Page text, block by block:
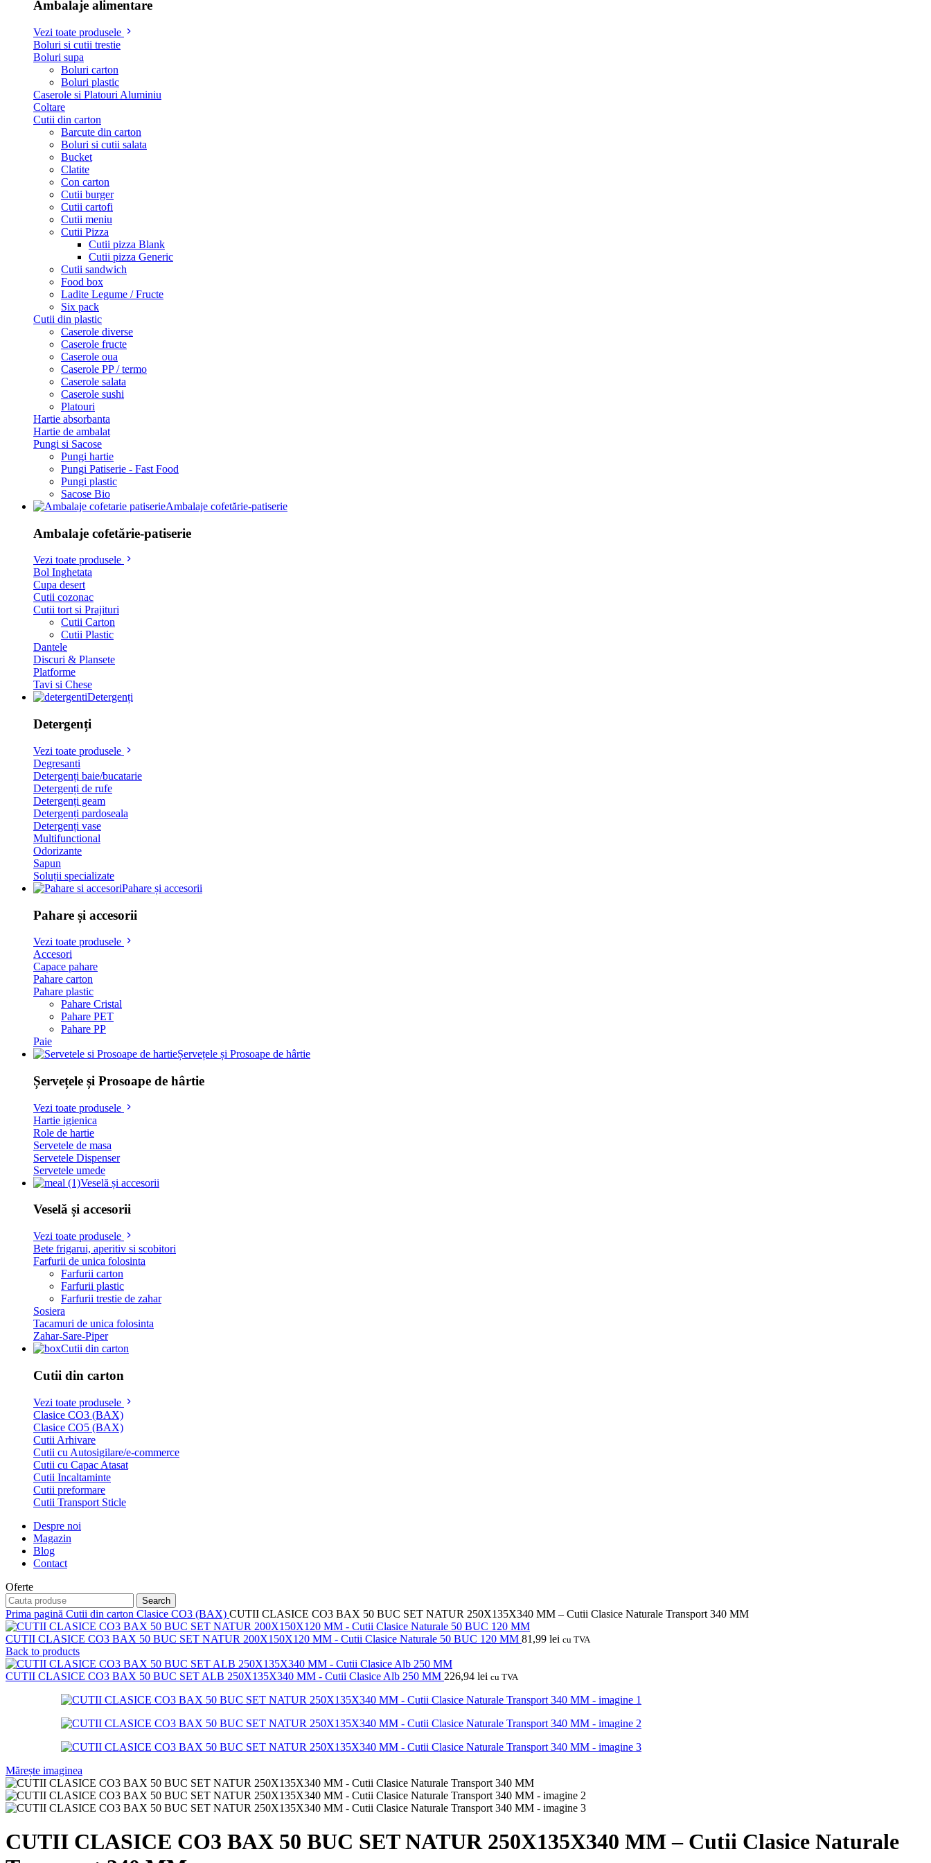
Ambalaje alimentare
Vezi toate produsele
Boluri si cutii trestie
Boluri supa
Boluri carton
Boluri plastic
Caserole si Platouri Aluminiu
Coltare
Cutii din carton
Barcute din carton
Boluri si cutii salata
Bucket
Clatite
Con carton
Cutii burger
Cutii cartofi
Cutii meniu
Cutii Pizza
Cutii pizza Blank
Cutii pizza Generic
Cutii sandwich
Food box
Ladite Legume / Fructe
Six pack
Cutii din plastic
Caserole diverse
Caserole fructe
Caserole oua
Caserole PP / termo
Caserole salata
Caserole sushi
Platouri
Hartie absorbanta
Hartie de ambalat
Pungi si Sacose
Pungi hartie
Pungi Patiserie - Fast Food
Pungi plastic
Sacose Bio
Ambalaje cofetărie-patiserie
Ambalaje cofetărie-patiserie
Vezi toate produsele
Bol Inghetata
Cupa desert
Cutii cozonac
Cutii tort si Prajituri
Cutii Carton
Cutii Plastic
Dantele
Discuri & Plansete
Platforme
Tavi si Chese
Detergenți
Detergenți
Vezi toate produsele
Degresanti
Detergenți baie/bucatarie
Detergenți de rufe
Detergenți geam
Detergenți pardoseala
Detergenți vase
Multifunctional
Odorizante
Sapun
Soluții specializate
Pahare și accesorii
Pahare și accesorii
Vezi toate produsele
Accesori
Capace pahare
Pahare carton
Pahare plastic
Pahare Cristal
Pahare PET
Pahare PP
Paie
Șervețele și Prosoape de hârtie
Șervețele și Prosoape de hârtie
Vezi toate produsele
Hartie igienica
Role de hartie
Servetele de masa
Servetele Dispenser
Servetele umede
Veselă și accesorii
Veselă și accesorii
Vezi toate produsele
Bete frigarui, aperitiv si scobitori
Farfurii de unica folosinta
Farfurii carton
Farfurii plastic
Farfurii trestie de zahar
Sosiera
Tacamuri de unica folosinta
Zahar-Sare-Piper
Cutii din carton
Cutii din carton
Vezi toate produsele
Clasice CO3 (BAX)
Clasice CO5 (BAX)
Cutii Arhivare
Cutii cu Autosigilare/e-commerce
Cutii cu Capac Atasat
Cutii Incaltaminte
Cutii preformare
Cutii Transport Sticle
Despre noi
Magazin
Blog
Contact
Oferte
Search
Prima pagină Cutii din carton Clasice CO3 (BAX) CUTII CLASICE CO3 BAX 50 BUC SET NATUR 250X135X340 MM – Cutii Clasice Naturale Transport 340 MM
CUTII CLASICE CO3 BAX 50 BUC SET NATUR 200X150X120 MM - Cutii Clasice Naturale 50 BUC 120 MM 81,99 lei cu TVA
Back to products
CUTII CLASICE CO3 BAX 50 BUC SET ALB 250X135X340 MM - Cutii Clasice Alb 250 MM 226,94 lei cu TVA
Mărește imaginea
CUTII CLASICE CO3 BAX 50 BUC SET NATUR 250X135X340 MM – Cutii Clasice Naturale